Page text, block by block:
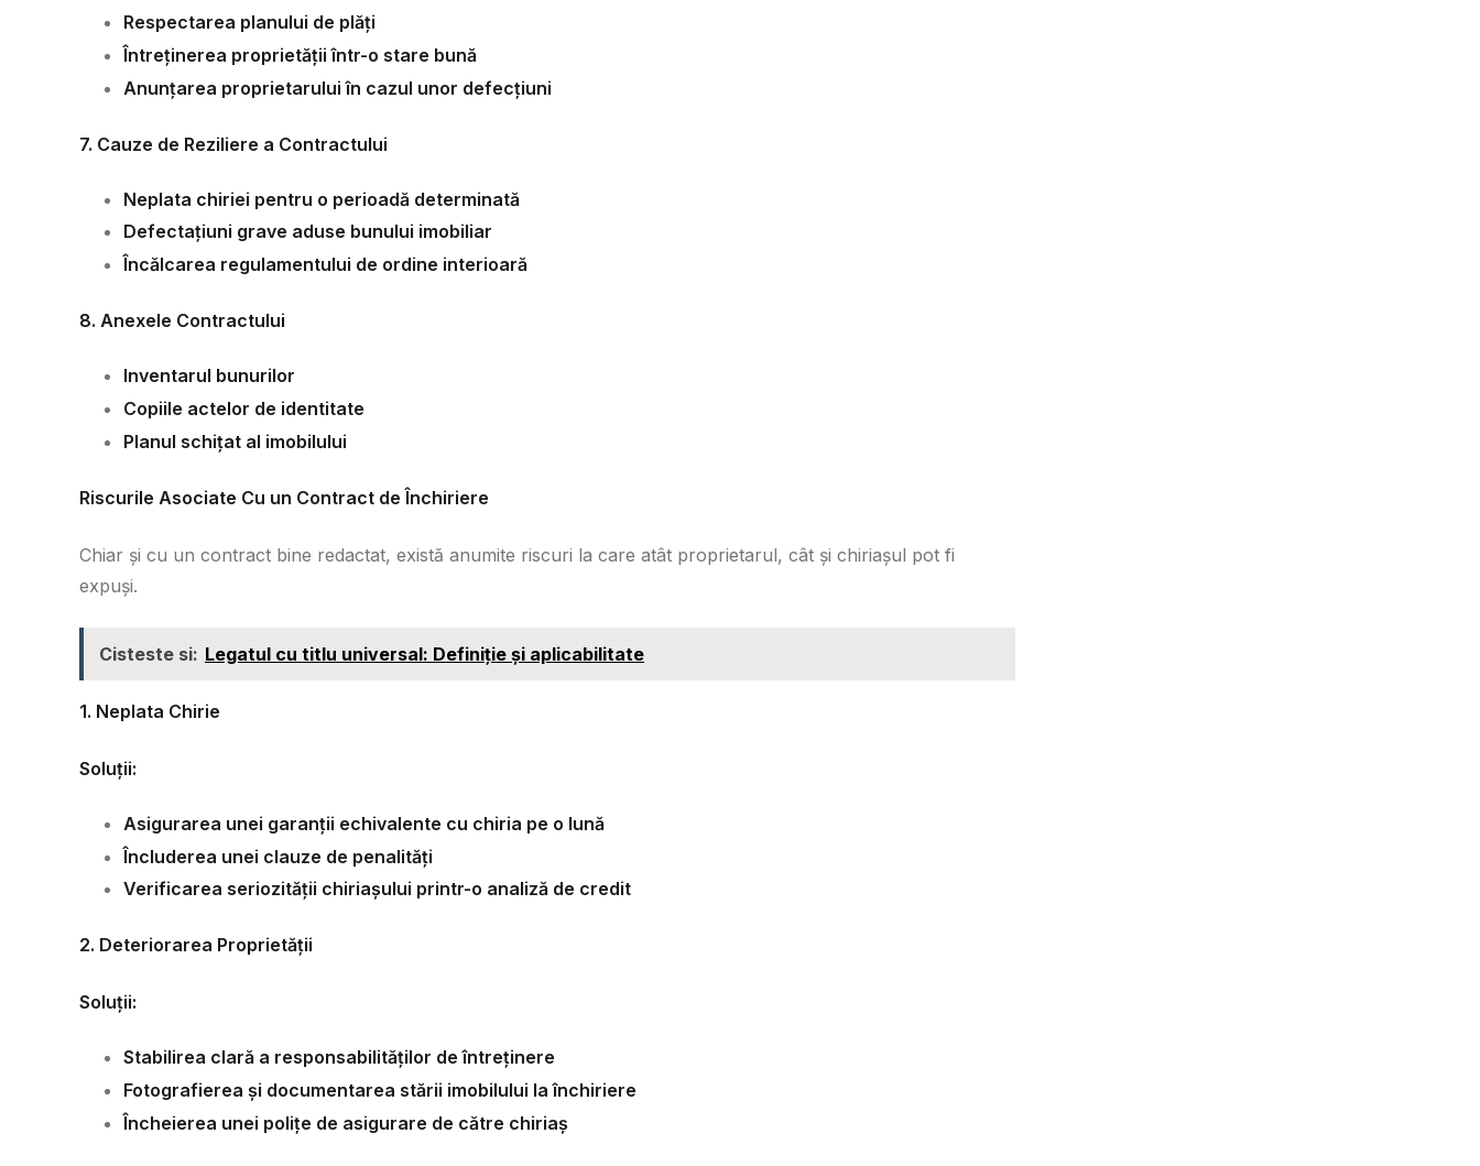
Respectarea planului de plăți
Întreținerea proprietății într-o stare bună
Anunțarea proprietarului în cazul unor defecțiuni
7. Cauze de Reziliere a Contractului
Neplata chiriei pentru o perioadă determinată
Defectațiuni grave aduse bunului imobiliar
Încălcarea regulamentului de ordine interioară
8. Anexele Contractului
Inventarul bunurilor
Copiile actelor de identitate
Planul schițat al imobilului
Riscurile Asociate Cu un Contract de Închiriere
Chiar și cu un contract bine redactat, există anumite riscuri la care atât proprietarul, cât și chiriașul pot fi
expuși.
Cisteste si: Legatul cu titlu universal: Definiție și aplicabilitate
1. Neplata Chirie
Soluții:
Asigurarea unei garanții echivalente cu chiria pe o lună
Încluderea unei clauze de penalități
Verificarea seriozității chiriașului printr-o analiză de credit
2. Deteriorarea Proprietății
Soluții:
Stabilirea clară a responsabilităților de întreținere
Fotografierea și documentarea stării imobilului la închiriere
Încheierea unei polițe de asigurare de către chiriaș